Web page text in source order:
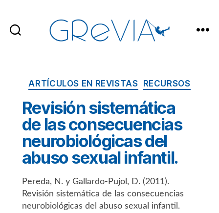
Categorías
ARTÍCULOS EN REVISTAS RECURSOS
Revisión sistemática
de las consecuencias
neurobiológicas del
abuso sexual infantil.
Pereda, N. y Gallardo-Pujol, D. (2011).
Revisión sistemática de las consecuencias
neurobiológicas del abuso sexual infantil.